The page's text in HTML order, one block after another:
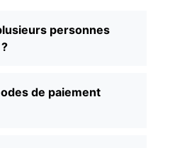
personnes
de paiement